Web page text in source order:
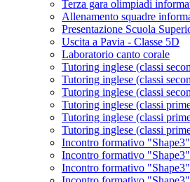
Terza gara olimpiadi
Allenamento squadre
Presentazione Scuola
Uscita a Pavia - Classe 5D
Laboratorio canto corale
Tutoring inglese (classi
Tutoring inglese (classi
Tutoring inglese (classi
Tutoring inglese (classi
Tutoring inglese (classi
Tutoring inglese (classi
Incontro formativo
Incontro formativo
Incontro formativo